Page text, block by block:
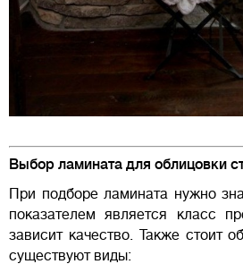
Выбор ламината для облицовки
При подборе ламината нужно
показателем является класс
зависит качество. Также стоит
существуют виды: